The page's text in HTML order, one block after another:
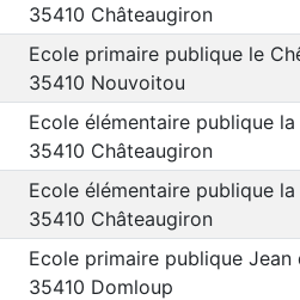
35410 Châteaugiron
Ecole primaire publique le
35410 Nouvoitou
Ecole élémentaire publique
35410 Châteaugiron
Ecole élémentaire publique
35410 Châteaugiron
Ecole primaire publique Jean
35410 Domloup